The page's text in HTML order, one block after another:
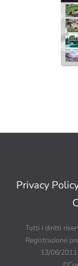
Privacy
Tutti i diritti
Registrazione
13/06/